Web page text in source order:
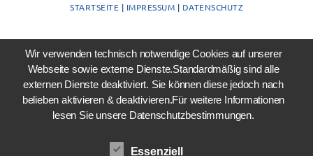
STARTSEITE | IMPRESSUM | DATENSCHUTZ
Wir verwenden technisch notwendige Cookies auf unserer
Webseite sowie externe Dienste.Standardmäßig sind alle
externen Dienste deaktiviert. Sie können diese jedoch nach
belieben aktivieren & deaktivieren.Für weitere Informationen
lesen Sie unsere Datenschutzbestimmungen.
Essenziell